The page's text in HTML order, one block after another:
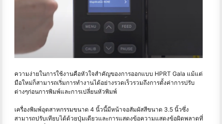
ความง่ายในการใช้งานคือหัวใจสำคัญของการออกแบบ HPRT Gala แม้แต่
มือใหม่ก็สามารถเริ่มการทำงานได้อย่างรวดเร็วรวมถึงการตั้งค่าการปรับ
ต่างๆก่อนการพิมพ์และการเปลี่ยนหัวพิมพ์
เครื่องพิมพ์อุตสาหกรรมขนาด 4 นิ้วนี้มีหน้าจอสัมผัสสีขนาด 3.5 นิ้วซึ่ง
สามารถปรับเทียบได้ด้วยปุ่มเดียวและการแสดงข้อความแสดงข้อผิดพลาดที่